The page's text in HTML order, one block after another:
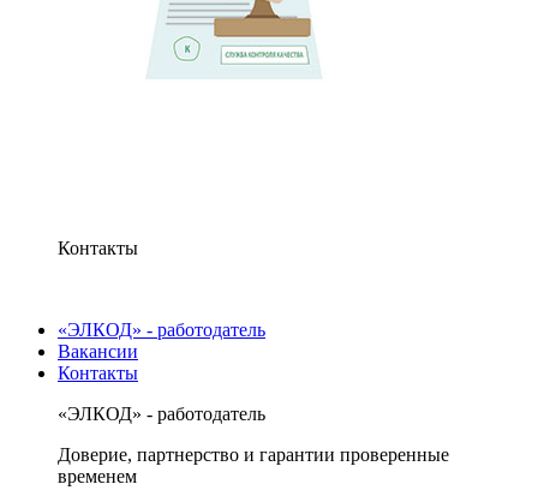
Контакты
«ЭЛКОД» - работодатель
Вакансии
Контакты
«ЭЛКОД» - работодатель
Доверие, партнерство и гарантии проверенные
временем